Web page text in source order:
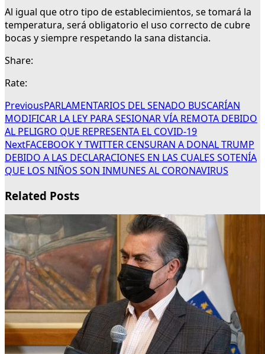
Al igual que otro tipo de establecimientos, se tomará la
temperatura, será obligatorio el uso correcto de cubre
bocas y siempre respetando la sana distancia.
Share:
Rate:
PreviousPARLAMENTARIOS DEL SENADO BUSCARÍAN
MODIFICAR LA LEY PARA SESIONAR VÍA REMOTA DEBIDO
AL PELIGRO QUE REPRESENTA EL COVID-19
NextFACEBOOK Y TWITTER CENSURAN A DONAL TRUMP
DEBIDO A LAS DECLARACIONES EN LAS CUALES SOTENÍA
QUE LOS NIÑOS SON INMUNES AL CORONAVIRUS
Related Posts